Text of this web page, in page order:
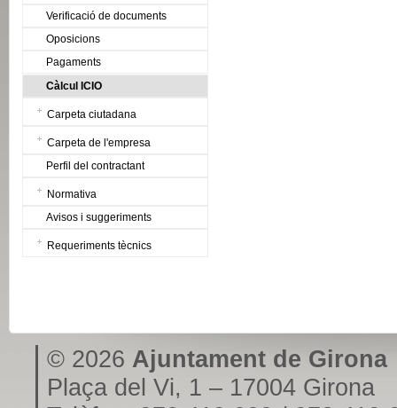
Verificació de documents
Oposicions
Pagaments
Càlcul ICIO
Carpeta ciutadana
Carpeta de l'empresa
Perfil del contractant
Normativa
Avisos i suggeriments
Requeriments tècnics
© 2026 Ajuntament de Girona
Plaça del Vi, 1 – 17004 Girona